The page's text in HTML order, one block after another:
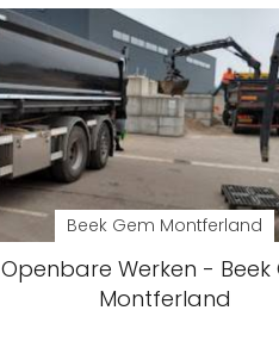
Beek Gem Montferland
Openbare Werken - Beek
Montferland